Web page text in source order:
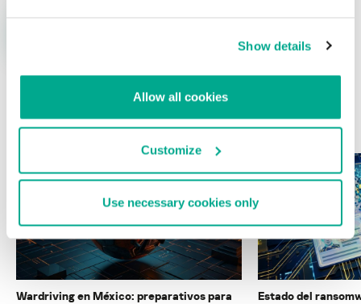
Show details
Allow all cookies
Customize
Use necessary cookies only
ÚLTIMAS PUBLICACIONES
Wardriving en México: preparativos para
Estado del